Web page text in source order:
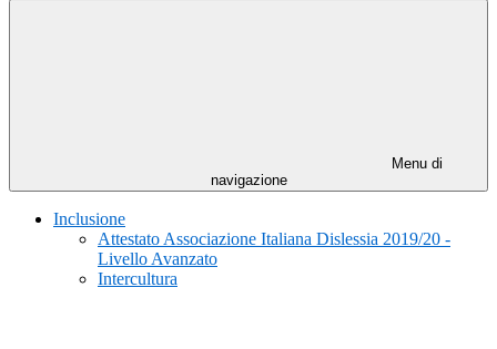
Menu di
navigazione
Inclusione
Attestato Associazione Italiana Dislessia 2019/20 -
Livello Avanzato
Intercultura